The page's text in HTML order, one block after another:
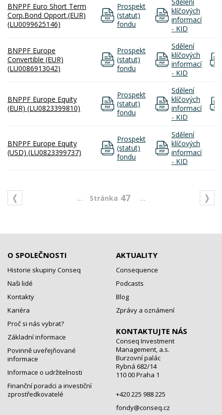
BNPPF Euro Short Term
Corp.Bond Opport.(EUR)
(LU0099625146)
Prospekt
(statut)
fondu
klíčových
informací
- KID
BNPPF Europe
Convertible (EUR)
(LU0086913042)
Prospekt
(statut)
fondu
Sdělení
klíčových
informací
- KID
BNPPF Europe Equity
(EUR) (LU0823399810)
Prospekt
(statut)
fondu
Sdělení
klíčových
informací
- KID
BNPPF Europe Equity
(USD) (LU0823399737)
Prospekt
(statut)
fondu
Sdělení
klíčových
informací
- KID
... 47 ...
O SPOLEČNOSTI
Historie skupiny Conseq
Naši lidé
Kontakty
Kariéra
Proč si nás vybrat?
Základní informace
Povinně uveřejňované
informace
Informace o udržitelnosti
Finanční poradci a investiční
zprostředkovatelé
AKTUALITY
Consequence
Podcasts
Blog
Zprávy a oznámení
KONTAKTUJTE NÁS
Conseq Investment
Management, a.s.
Burzovní palác
Rybná 682/14
110 00 Praha 1
+420 225 988 225
fondy@conseq.cz